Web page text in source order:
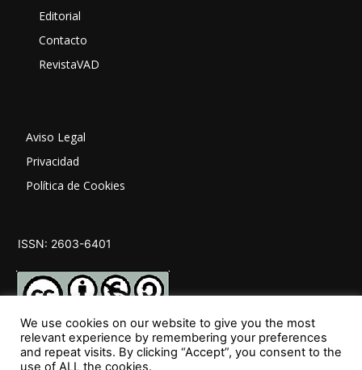
Editorial
Contacto
RevistaVAD
Aviso Legal
Privacidad
Política de Cookies
ISSN: 2603-6401
SÍGUENOS
We use cookies on our website to give you the most
relevant experience by remembering your preferences
and repeat visits. By clicking “Accept”, you consent to the
use of ALL the cookies.